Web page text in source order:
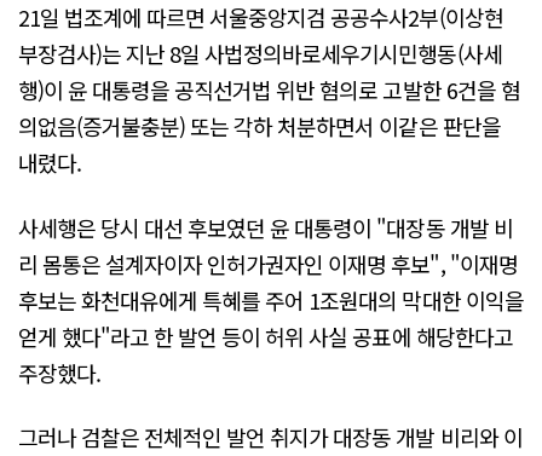
21일 법조계에 따르면 서울중앙지검 공공수사2부(이상현
부장검사)는 지난 8일 사법정의바로세우기시민행동(사세
행)이 윤 대통령을 공직선거법 위반 혐의로 고발한 6건을 혐
의없음(증거불충분) 또는 각하 처분하면서 이같은 판단을
내렸다.
사세행은 당시 대선 후보였던 윤 대통령이 "대장동 개발 비
리 몸통은 설계자이자 인허가권자인 이재명 후보", "이재명
후보는 화천대유에게 특혜를 주어 1조원대의 막대한 이익을
얻게 했다"라고 한 발언 등이 허위 사실 공표에 해당한다고
주장했다.
그러나 검찰은 전체적인 발언 취지가 대장동 개발 비리와 이